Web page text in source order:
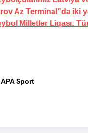
Az Terminal”da iki
Millətlər Liqası:
APA Sport